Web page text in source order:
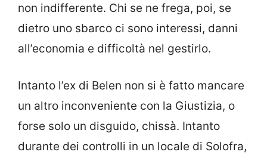
non indifferente. Chi se ne frega, poi, se
dietro uno sbarco ci sono interessi, danni
all’economia e difficoltà nel gestirlo.
Intanto l’ex di Belen non si è fatto mancare
un altro inconveniente con la Giustizia, o
forse solo un disguido, chissà. Intanto
durante dei controlli in un locale di Solofra,